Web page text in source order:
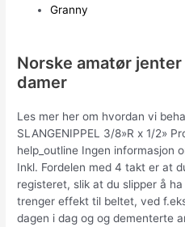
Granny
Norske amatør
damer
Les mer her om hvordan vi
SLANGENIPPEL 3/8»R x 1/2»
help_outline Ingen informasjon
Inkl. Fordelen med 4 takt er at
registeret, slik at du slipper å
trenger effekt til beltet, ved
dagen i dag og og dementerte